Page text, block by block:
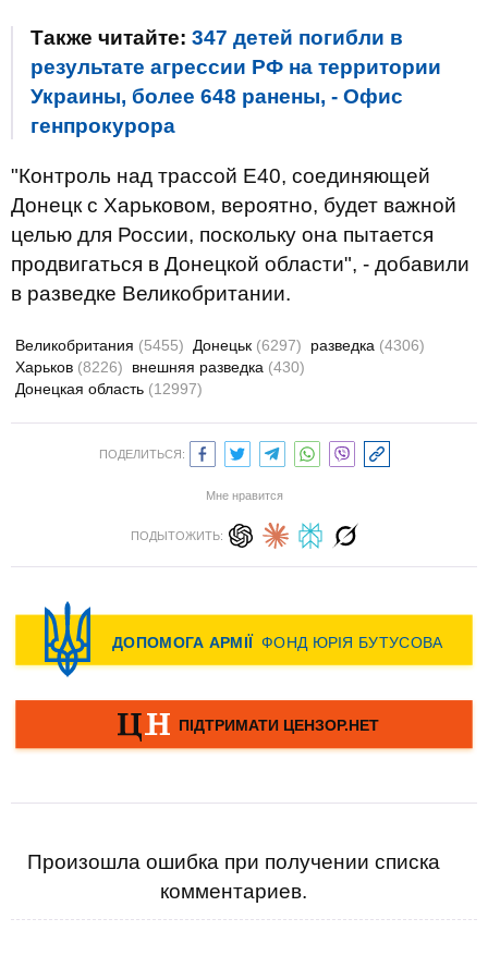
Также читайте: 347 детей погибли в
результате агрессии РФ на территории
Украины, более 648 ранены, - Офис
генпрокурора
"Контроль над трассой E40, соединяющей
Донецк с Харьковом, вероятно, будет важной
целью для России, поскольку она пытается
продвигаться в Донецкой области", - добавили
в разведке Великобритании.
Великобритания (5455) Донецьк (6297) разведка (4306)
Харьков (8226) внешняя разведка (430)
Донецкая область (12997)
ПОДЕЛИТЬСЯ:
Мне нравится
ПОДЫТОЖИТЬ:
Произошла ошибка при получении списка
комментариев.